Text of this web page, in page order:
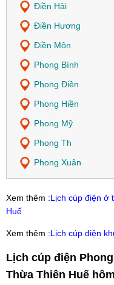
Điền Hải
Điền Hương
Điền Môn
Phong Bình
Phong Điền
Phong Hiền
Phong Mỹ
Phong Th
Phong Xuân
Xem thêm :Lịch cúp điện ở
Huế
Xem thêm :Lịch cúp điện
Lịch cúp điện
Thừa Thiên Huế